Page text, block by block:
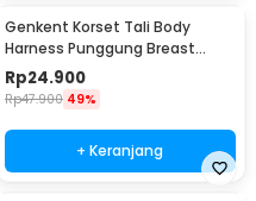
Genkent Korset Tali Body
Harness Punggung Breast
Support L - BBJ-16
Rp24.900
Rp47.900 49%
+ Keranjang